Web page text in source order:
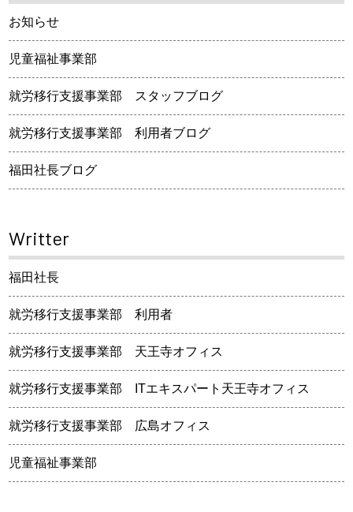
お知らせ
児童福祉事業部
就労移行支援事業部 スタッフブログ
就労移行支援事業部 利用者ブログ
福田社長ブログ
Writter
福田社長
就労移行支援事業部 利用者
就労移行支援事業部 天王寺オフィス
就労移行支援事業部 ITエキスパート天王寺オフィス
就労移行支援事業部 広島オフィス
児童福祉事業部